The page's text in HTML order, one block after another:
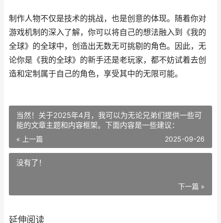
制作人物不仅是技术的挑战，也是创意的体现。随着你对
游戏机制的深入了解，你可以将自己的想法融入到《我的
全球》的全球中，创造出无数无可挑剔的角色。因此，无
论你是《我的全球》的新手还是老玩家，都不妨试着去创
造和定制属于自己的角色，享受其中的无限可能。
当然！关于2025年4月，我可以为无论兄弟们提供一些可
能的文章主题和内容框架。下面内容是一些建议：
« 上一篇 2025-09-26
没有了！
下一篇 »
延伸阅读